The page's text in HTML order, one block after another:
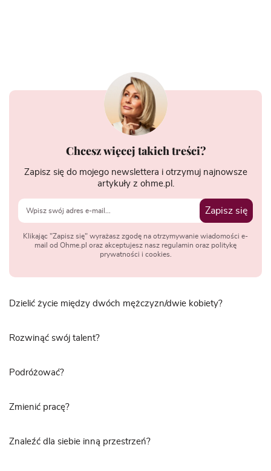
Chcesz więcej takich treści?
Zapisz się do mojego newslettera i otrzymuj najnowsze
artykuły z ohme.pl.
Zapisz się
Klikając "Zapisz się" wyrażasz zgodę na otrzymywanie wiadomości e-
mail od Ohme.pl oraz akceptujesz nasz regulamin oraz politykę
prywatności i cookies.
Dzielić życie między dwóch mężczyzn/dwie kobiety?
Rozwinąć swój talent?
Podróżować?
Zmienić pracę?
Znaleźć dla siebie inną przestrzeń?